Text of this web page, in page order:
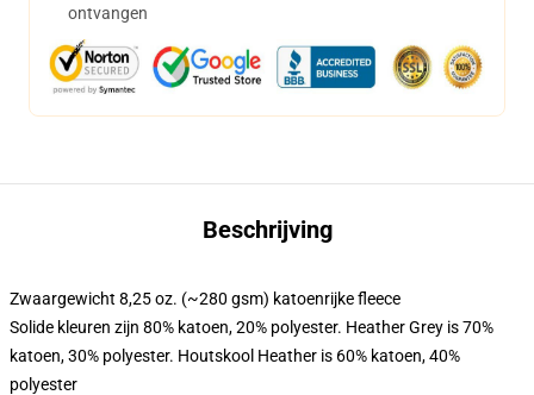
ontvangen
Beschrijving
Zwaargewicht 8,25 oz. (~280 gsm) katoenrijke fleece
Solide kleuren zijn 80% katoen, 20% polyester. Heather Grey is 70%
katoen, 30% polyester. Houtskool Heather is 60% katoen, 40%
polyester